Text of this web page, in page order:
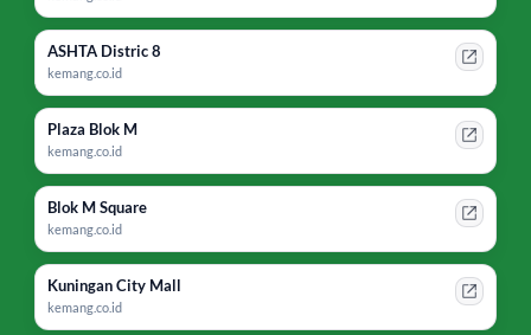
ASHTA Distric 8
kemang.co.id
Plaza Blok M
kemang.co.id
Blok M Square
kemang.co.id
Kuningan City Mall
kemang.co.id